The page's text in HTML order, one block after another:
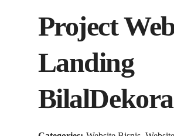
Project
Landing